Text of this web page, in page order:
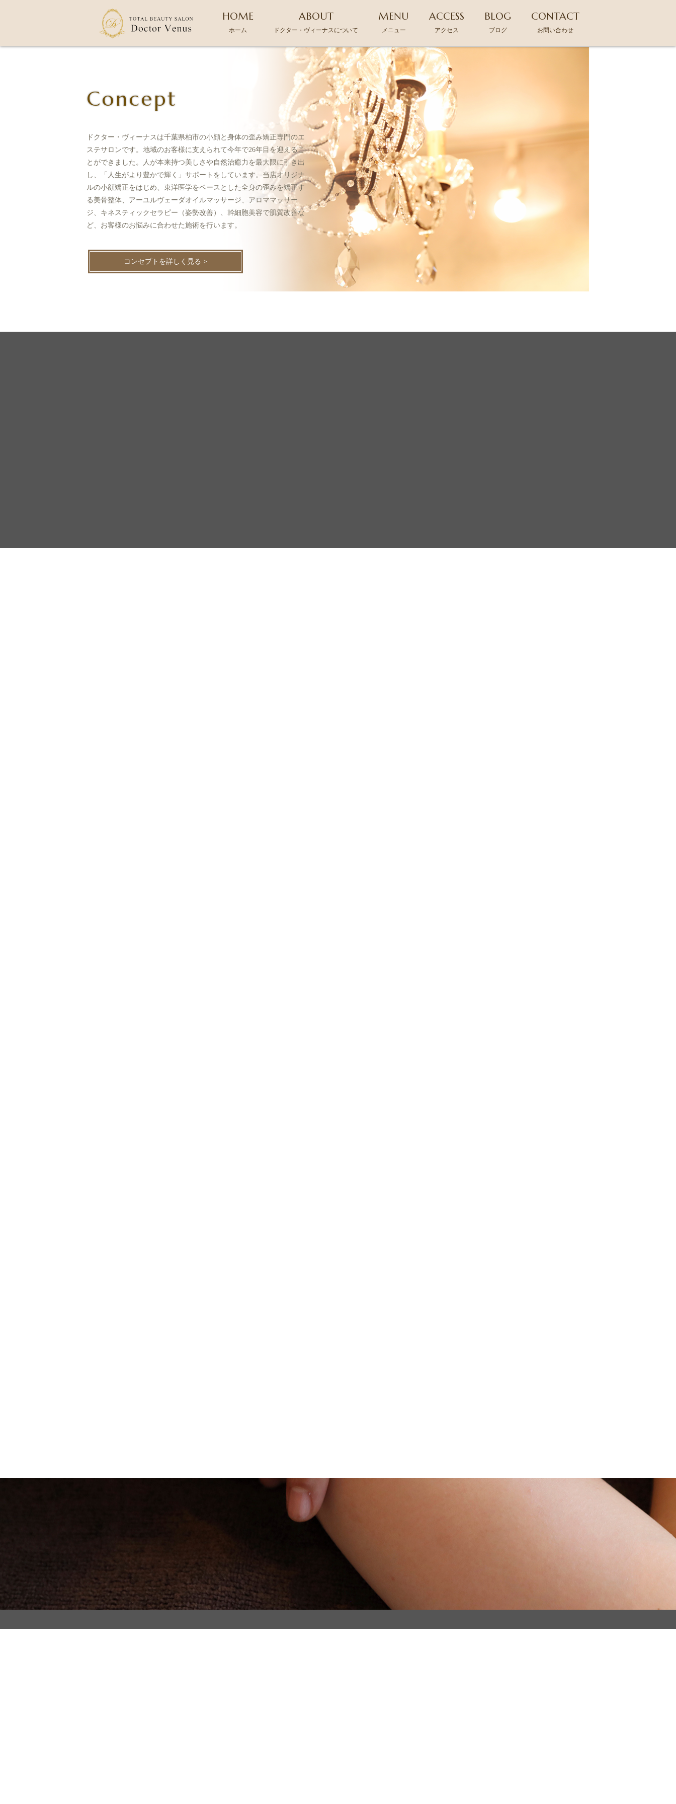
HOME
ホーム
ABOUT
ドクター・ヴィーナスについて
MENU
メニュー
ACCESS
アクセス
BLOG
ブログ
CONTACT
お問い合わせ
Concept
ドクター・ヴィーナスは千葉県柏市の小顔と身体の歪み矯正専門のエ
ステサロンです。地域のお客様に支えられて今年で26年目を迎えるこ
とができました。人が本来持つ美しさや自然治癒力を最大限に引き出
し、「人生がより豊かで輝く」サポートをしています。当店オリジナ
ルの小顔矯正をはじめ、東洋医学をベースとした全身の歪みを矯正す
る美骨整体、アーユルヴェーダオイルマッサージ、アロママッサー
ジ、キネスティックセラピー（姿勢改善）、幹細胞美容で肌質改善な
ど、お客様のお悩みに合わせた施術を行います。
コンセプトを詳しく見る >
メニューを詳しく見る >